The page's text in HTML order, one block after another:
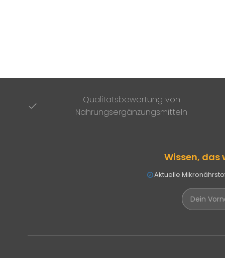
Qualitätsbewertung von
Nahrungsergänzungsmitteln
Wissen, das
Aktuelle